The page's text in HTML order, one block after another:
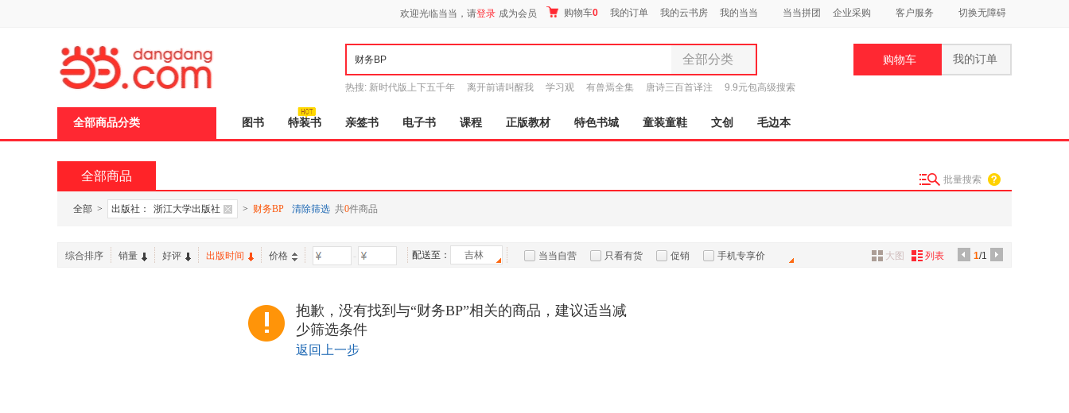
欢迎光临当当，请登录 成为会员 购物车0 我的订单 我的云书房 我的当当 当当拼团 企业采购 客户服务 切换无障碍
全部分类
全部分类
图书
电子书
孕婴服饰
热搜: 新时代版上下五千年 离开前请叫醒我 学习观 有兽焉全集 唐诗三百首译注
9.9元包高级搜索
购物车 我的订单
全部商品分类 图书 特装书 亲签书 电子书 课程 正版教材 特色书城 童装童鞋 文创 毛边本
全部商品 批量搜索
全部 > 出版社： 浙江大学出版社 > 财务BP 清除筛选 共0件商品
综合排序 销量 好评 出版时间 价格 - 配送至： 吉林 当当自营 只看有货 促销 手机专享价 1/1
大图 列表
抱歉，没有找到与“财务BP”相关的商品，建议适当减
少筛选条件
返回上一步
页